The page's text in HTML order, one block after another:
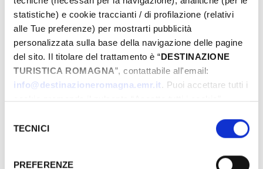
statistiche) e cookie traccianti / di profilazione (relativi
alle Tue preferenze) per mostrarti pubblicità
personalizzata sulla base della navigazione delle pagine
del sito. Il titolare del trattamento è “DESTINAZIONE
TURISTICA ROMAGNA”, contattabile all'email:
info@destinazioneromagna.emr.it. Puoi accettare tutti i
cookie premendo il pulsante “Accetta tutti i cookie”,
gestire le tue preferenze facendo clic su “Personalizza”.
Qualora acconsenti a tutti i cookie i Tuoi dati potranno
delTECNICI
PREFERENZE
Dal
A
Comune